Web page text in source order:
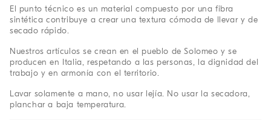
El punto técnico es un material compuesto por una fibra
sintética contribuye a crear una textura cómoda de llevar y de
secado rápido.
Nuestros artículos se crean en el pueblo de Solomeo y se
producen en Italia, respetando a las personas, la dignidad del
trabajo y en armonía con el territorio.
Lavar solamente a mano, no usar lejía. No usar la secadora,
planchar a baja temperatura.